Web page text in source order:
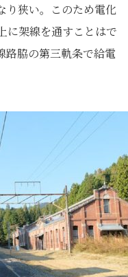
り狭い。このため電化
に架線を通すことはで
路脇の第三軌条で給電